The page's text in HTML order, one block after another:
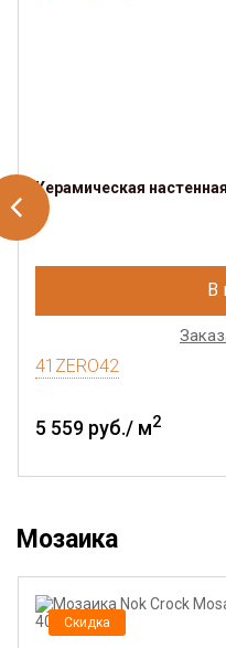
Керамическая
В
41ZERO42
5 559 руб./ м2
Мозаика
Скидка